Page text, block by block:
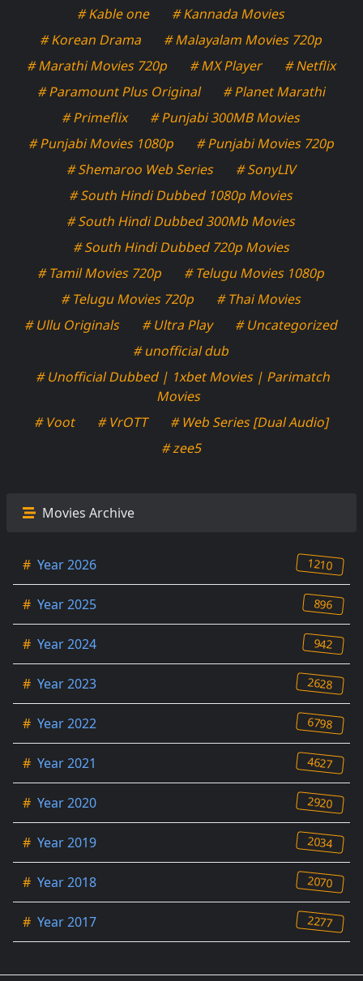
# Kable one
# Kannada Movies
# Korean Drama
# Malayalam Movies 720p
# Marathi Movies 720p
# MX Player
# Netflix
# Paramount Plus Original
# Planet Marathi
# Primeflix
# Punjabi 300MB Movies
# Punjabi Movies 1080p
# Punjabi Movies 720p
# Shemaroo Web Series
# SonyLIV
# South Hindi Dubbed 1080p Movies
# South Hindi Dubbed 300Mb Movies
# South Hindi Dubbed 720p Movies
# Tamil Movies 720p
# Telugu Movies 1080p
# Telugu Movies 720p
# Thai Movies
# Ullu Originals
# Ultra Play
# Uncategorized
# unofficial dub
# Unofficial Dubbed | 1xbet Movies | Parimatch
Movies
# Voot
# VrOTT
# Web Series [Dual Audio]
# zee5
Movies Archive
# Year 2026 1210
# Year 2025 896
# Year 2024 942
# Year 2023 2628
# Year 2022 6798
# Year 2021 4627
# Year 2020 2920
# Year 2019 2034
# Year 2018 2070
# Year 2017 2277